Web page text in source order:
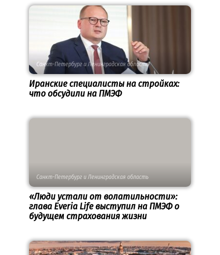
Санкт-Петербург и Ленинградская область
Иранские специалисты на стройках:
что обсудили на ПМЭФ
Санкт-Петербург и Ленинградская область
«Люди устали от волатильности»:
глава Everia Life выступил на ПМЭФ о
будущем страхования жизни